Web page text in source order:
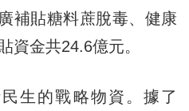
補貼糖料蔗脫毒、健康
資金共24.6億元。
的戰略物資。據了